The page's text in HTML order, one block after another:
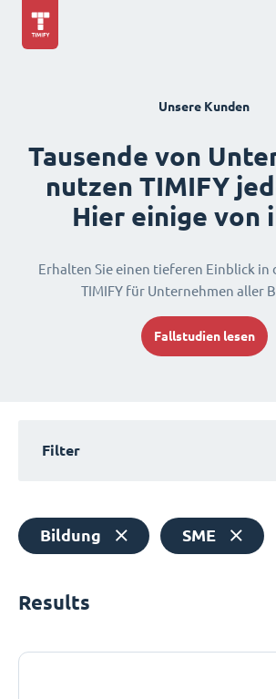
Unsere Kunden
Tausende von
nutzen TIMIFY
Hier einige von
Erhalten Sie einen tieferen Einblick in
TIMIFY für Unternehmen aller
Fallstudien lesen
Filter
Bildung SME
Results